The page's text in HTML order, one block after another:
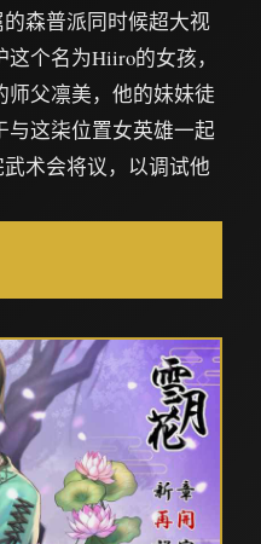
森普派同时候超大视
个名为Hiiro的女孩，
父凛美，他的妹妹徒
与这柒位置女英雄一起
术会将议，以调试他